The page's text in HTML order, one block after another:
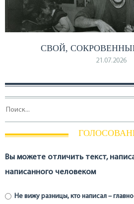
СВОЙ,
21.07.2026
Вы можете отличить текст,
написанного человеком
Не вижу разницы, кто написал –